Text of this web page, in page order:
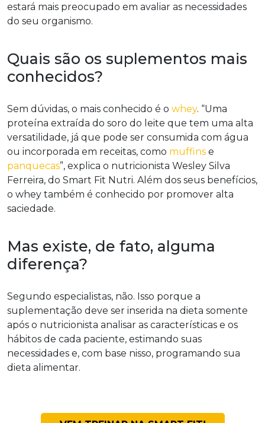
estará mais preocupado em avaliar as necessidades
do seu organismo.
Quais são os suplementos mais
conhecidos?
Sem dúvidas, o mais conhecido é o whey. “Uma
proteína extraída do soro do leite que tem uma alta
versatilidade, já que pode ser consumida com água
ou incorporada em receitas, como muffins e
panquecas”, explica o nutricionista Wesley Silva
Ferreira, do Smart Fit Nutri. Além dos seus benefícios,
o whey também é conhecido por promover alta
saciedade.
Mas existe, de fato, alguma
diferença?
Segundo especialistas, não. Isso porque a
suplementação deve ser inserida na dieta somente
após o nutricionista analisar as características e os
hábitos de cada paciente, estimando suas
necessidades e, com base nisso, programando sua
dieta alimentar.